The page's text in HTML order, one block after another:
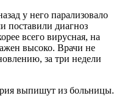
у него парализовало
поставили диагноз
всего вирусная, на
высоко. Врачи не
за три недели
выпишут из больницы.